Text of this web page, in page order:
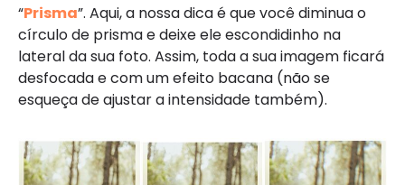
“Prisma”. Aqui, a nossa dica é que você diminua o
círculo de prisma e deixe ele escondidinho na
lateral da sua foto. Assim, toda a sua imagem ficará
desfocada e com um efeito bacana (não se
esqueça de ajustar a intensidade também).